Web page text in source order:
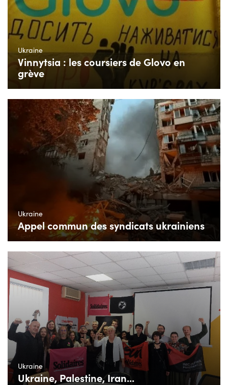
Ukraine
Vinnytsia : les coursiers de Glovo en
grève
Ukraine
Appel commun des syndicats ukrainiens
Ukraine
Ukraine, Palestine, Iran...